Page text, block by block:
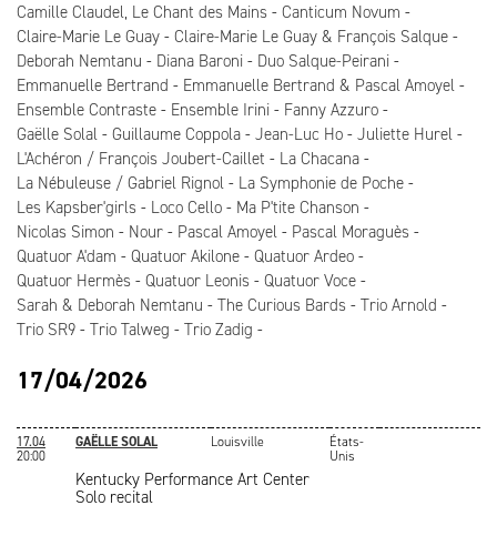
Camille Claudel, Le Chant des Mains
Canticum Novum
Claire-Marie Le Guay
Claire-Marie Le Guay & François Salque
Deborah Nemtanu
Diana Baroni
Duo Salque-Peirani
Emmanuelle Bertrand
Emmanuelle Bertrand & Pascal Amoyel
Ensemble Contraste
Ensemble Irini
Fanny Azzuro
Gaëlle Solal
Guillaume Coppola Jean-Luc Ho
Juliette Hurel
L'Achéron / François Joubert-Caillet
La Chacana
La Nébuleuse / Gabriel Rignol
La Symphonie de Poche
Les Kapsber'girls
Loco Cello
Ma P'tite Chanson
Nicolas Simon
Nour Pascal Amoyel
Pascal Moraguès
Quatuor A'dam
Quatuor Akilone
Quatuor Ardeo
Quatuor Hermès
Quatuor Leonis
Quatuor Voce
Sarah & Deborah Nemtanu
The Curious Bards
Trio Arnold
Trio SR9
Trio Talweg Trio Zadig
17/04/2026
17.04
20:00
GAËLLE SOLAL Louisville
États-
Unis
Kentucky Performance Art Center
Solo recital